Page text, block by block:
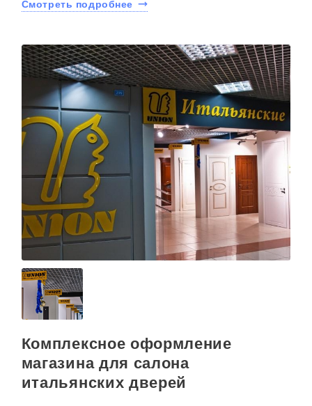
Смотреть подробнее
Комплексное оформление
магазина для салона
итальянских дверей